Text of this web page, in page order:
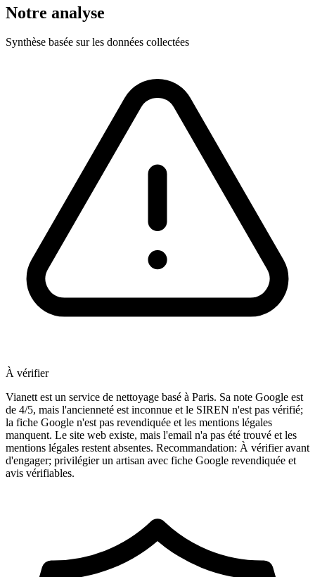
Notre analyse
Synthèse basée sur les données collectées
À vérifier
Vianett est un service de nettoyage basé à Paris. Sa note Google est
de 4/5, mais l'ancienneté est inconnue et le SIREN n'est pas vérifié;
la fiche Google n'est pas revendiquée et les mentions légales
manquent. Le site web existe, mais l'email n'a pas été trouvé et les
mentions légales restent absentes. Recommandation: À vérifier avant
d'engager; privilégier un artisan avec fiche Google revendiquée et
avis vérifiables.